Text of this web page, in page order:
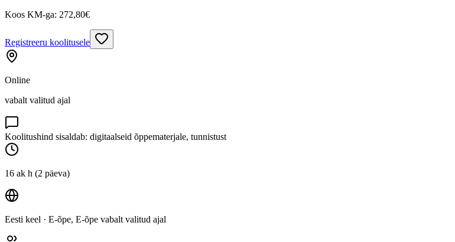
Koos KM-ga: 272,80€
Registreeru koolitusele
Online
vabalt valitud ajal
Koolitushind sisaldab: digitaalseid õppematerjale, tunnistust
16 ak h (2 päeva)
Eesti keel · E-õpe, E-õpe vabalt valitud ajal